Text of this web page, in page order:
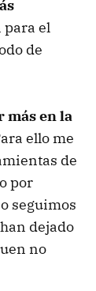
para el
de
más en la
ello me
de
por
seguimos
dejado
no